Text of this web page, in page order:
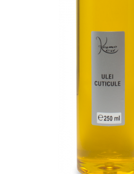
THAILANDEZ (LOMI-LOMI)